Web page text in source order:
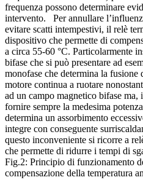
frequenza possono determinare
intervento. Per annullare
evitare scatti intempestivi, il relè
dispositivo che permette di
a circa 55-60 °C. Particolarmente
bifase che si può presentare ad
monofase che determina la
motore continua a ruotare
ad un campo magnetico bifase
fornire sempre la medesima
determina un assorbimento
integre con conseguente
questo inconveniente si ricorre a
che permette di ridurre i tempi di
Fig.2: Principio di funzionamento
compensazione della temperatura